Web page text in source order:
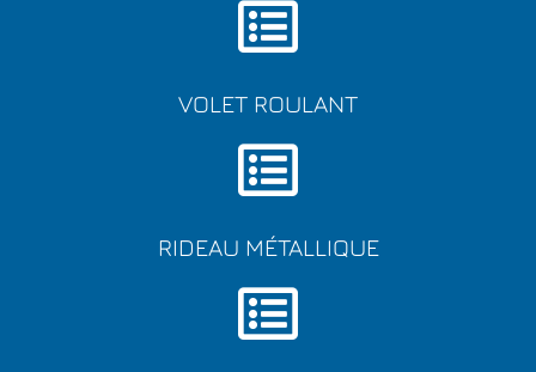
VOLET ROULANT
RIDEAU MÉTALLIQUE